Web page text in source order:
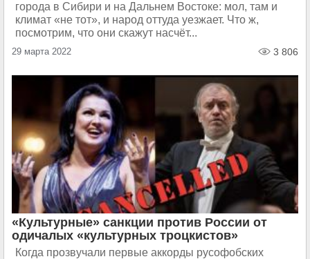
города в Сибири и на Дальнем Востоке: мол, там и
климат «не тот», и народ оттуда уезжает. Что ж,
посмотрим, что они скажут насчёт...
29 марта 2022 3 806
«Культурные» санкции против России от
одичалых «культурных троцкистов»
Когда прозвучали первые аккорды русофобских